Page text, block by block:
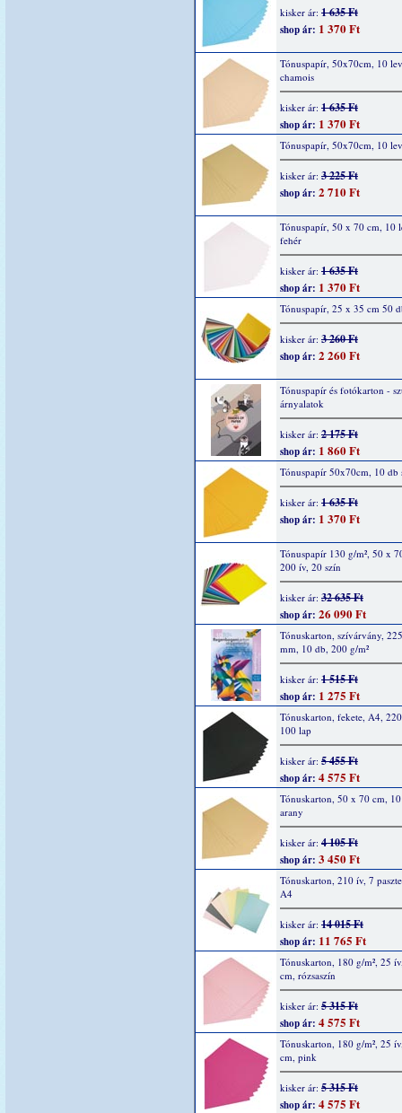
kisker ár: 1 635 Ft
shop ár: 1 370 Ft
Tónuspapír, 50x70cm, 10
chamois
kisker ár: 1 635 Ft
shop ár: 1 370 Ft
Tónuspapír, 50x70cm, 10
kisker ár: 3 225 Ft
shop ár: 2 710 Ft
Tónuspapír, 50 x 70 cm, 10
fehér
kisker ár: 1 635 Ft
shop ár: 1 370 Ft
Tónuspapír, 25 x 35 cm 50
kisker ár: 3 260 Ft
shop ár: 2 260 Ft
Tónuspapír és fotókarton -
árnyalatok
kisker ár: 2 175 Ft
shop ár: 1 860 Ft
Tónuspapír 50x70cm, 10 db
kisker ár: 1 635 Ft
shop ár: 1 370 Ft
Tónuspapír 130 g/m², 50 x
200 ív, 20 szín
kisker ár: 32 635 Ft
shop ár: 26 090 Ft
Tónuskarton, szívárvány,
mm, 10 db, 200 g/m²
kisker ár: 1 515 Ft
shop ár: 1 275 Ft
Tónuskarton, fekete, A4,
100 lap
kisker ár: 5 455 Ft
shop ár: 4 575 Ft
Tónuskarton, 50 x 70 cm,
arany
kisker ár: 4 105 Ft
shop ár: 3 450 Ft
Tónuskarton, 210 ív, 7
A4
kisker ár: 14 015 Ft
shop ár: 11 765 Ft
Tónuskarton, 180 g/m², 25
cm, rózsaszín
kisker ár: 5 315 Ft
shop ár: 4 575 Ft
Tónuskarton, 180 g/m², 25
cm, pink
kisker ár: 5 315 Ft
shop ár: 4 575 Ft